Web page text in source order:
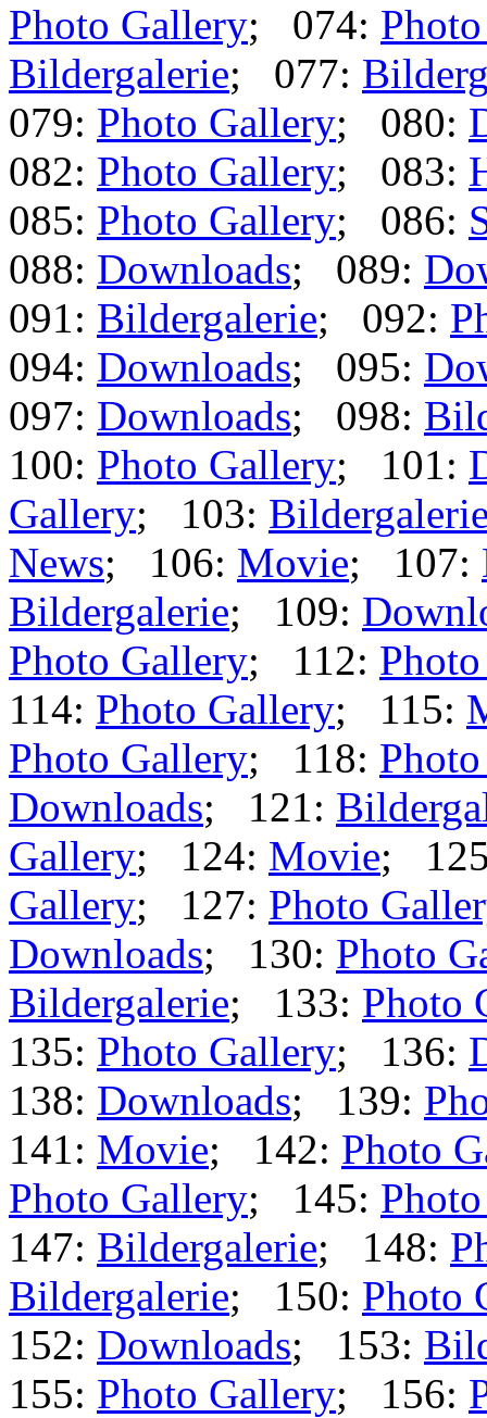
Photo Gallery; 074:
Bildergalerie; 077:
079: Photo Gallery; 080:
082: Photo Gallery; 083:
085: Photo Gallery; 086:
088: Downloads; 089:
091: Bildergalerie; 092:
094: Downloads; 095:
097: Downloads; 098:
100: Photo Gallery; 101:
Gallery; 103:
News; 106: Movie; 107:
Bildergalerie; 109:
Photo Gallery; 112:
114: Photo Gallery; 115:
Photo Gallery; 118:
Downloads; 121:
Gallery; 124: Movie;
Gallery; 127: Photo
Downloads; 130: Photo
Bildergalerie; 133: Photo
135: Photo Gallery; 136:
138: Downloads; 139:
141: Movie; 142: Photo
Photo Gallery; 145:
147: Bildergalerie; 148:
Bildergalerie; 150: Photo
152: Downloads; 153:
155: Photo Gallery; 156: